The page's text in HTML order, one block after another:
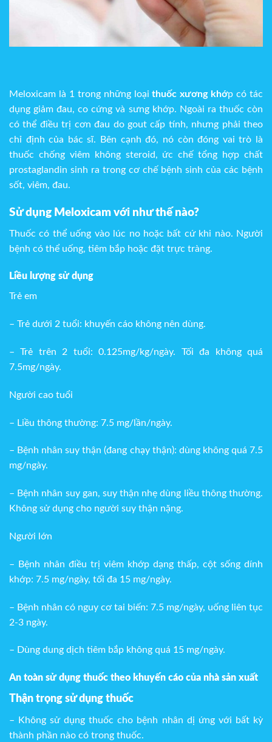
Meloxicam là 1 trong những loạithuốc xương khớp có tác
dụng giảm đau, co cứng và sưng khớp. Ngoài ra thuốc còn
có thể điều trị cơn đau do gout cấp tính, nhưng phải theo
chỉ định của bác sĩ. Bên cạnh đó, nó còn đóng vai trò là
thuốc chống viêm không steroid, ức chế tổng hợp chất
prostaglandin sinh ra trong cơ chế bệnh sinh của các bệnh
sốt, viêm, đau.
Sử dụng Meloxicam với như thế nào?
Thuốc có thể uống vào lúc no hoặc bất cứ khi nào. Người
bệnh có thể uống, tiêm bắp hoặc đặt trực tràng.
Liều lượng sử dụng
Trẻ em
– Trẻ dưới 2 tuổi: khuyến cáo không nên dùng.
– Trẻ trên 2 tuổi: 0.125mg/kg/ngày. Tối đa không quá
7.5mg/ngày.
Người cao tuổi
– Liều thông thường: 7.5 mg/lần/ngày.
– Bệnh nhân suy thận (đang chạy thận): dùng không quá 7.5
mg/ngày.
– Bệnh nhân suy gan, suy thận nhẹ dùng liều thông thường.
Không sử dụng cho người suy thận nặng.
Người lớn
– Bệnh nhân điều trị viêm khớp dạng thấp, cột sống dính
khớp: 7.5 mg/ngày, tối đa 15 mg/ngày.
– Bệnh nhân có nguy cơ tai biến: 7.5 mg/ngày, uống liên tục
2-3 ngày.
– Dùng dung dịch tiêm bắp không quá 15 mg/ngày.
An toàn sử dụng thuốc theo khuyến cáo của nhà sản xuất
Thận trọng sử dụng thuốc
– Không sử dụng thuốc cho bệnh nhân dị ứng với bất kỳ
thành phần nào có trong thuốc.